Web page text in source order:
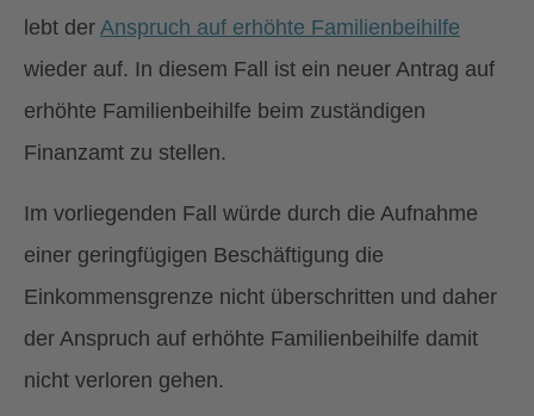
lebt der Anspruch auf erhöhte Familienbeihilfe
wieder auf. In diesem Fall ist ein neuer Antrag auf
erhöhte Familienbeihilfe beim zuständigen
Finanzamt zu stellen.
Im vorliegenden Fall würde durch die Aufnahme
einer geringfügigen Beschäftigung die
Einkommensgrenze nicht überschritten und daher
der Anspruch auf erhöhte Familienbeihilfe damit
nicht verloren gehen.